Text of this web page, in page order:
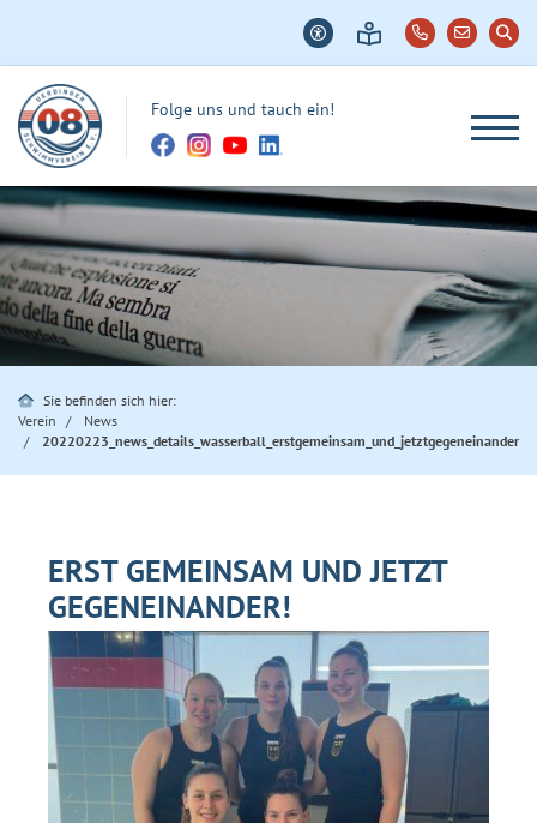
Folge uns und tauch ein!
Sie befinden sich hier:
Verein
News
20220223_news_details_wasserball_erstgemeinsam_und_jetztgegeneinander
ERST GEMEINSAM UND JETZT
GEGENEINANDER!